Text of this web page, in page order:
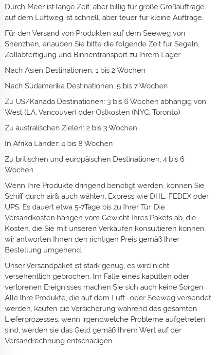
Durch Meer ist lange Zeit, aber billig für große Großaufträge,
auf dem Luftweg ist schnell, aber teuer für kleine Aufträge.
Für den Versand von Produkten auf dem Seeweg von
Shenzhen, erlauben Sie bitte die folgende Zeit für Segeln,
Zollabfertigung und Binnentransport zu Ihrem Lager.
Nach Asien Destinationen: 1 bis 2 Wochen
Nach Südamerika Destinationen: 5 bis 7 Wochen
Zu US/Kanada Destinationen: 3 bis 6 Wochen abhängig von
West (LA, Vancouver) oder Ostkosten (NYC, Toronto)
Zu australischen Zielen: 2 bis 3 Wochen
In Afrika Länder: 4 bis 8 Wochen
Zu britischen und europäischen Destinationen: 4 bis 6
Wochen
Wenn Ihre Produkte dringend benötigt werden, können Sie
Schiff durch air& auch wählen; Express wie DHL, FEDEX oder
UPS. Es dauert etwa 5-7Tage bis zu Ihrer Tür. Die
Versandkosten hängen vom Gewicht Ihres Pakets ab, die
Kosten, die Sie mit unseren Verkäufen konsultieren können,
wir antworten Ihnen den richtigen Preis gemäß Ihrer
Bestellung umgehend.
Unser Versandpaket ist stark genug, es wird nicht
versehentlich gebrochen. Im Falle eines kaputten oder
verlorenen Ereignisses machen Sie sich auch keine Sorgen.
Alle Ihre Produkte, die auf dem Luft- oder Seeweg versendet
werden, kaufen die Versicherung während des gesamten
Lieferprozesses, wenn irgendwelche Probleme aufgetreten
sind, werden sie das Geld gemäß Ihrem Wert auf der
Versandrechnung entschädigen.